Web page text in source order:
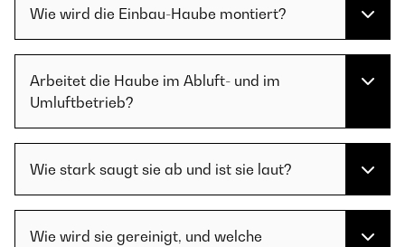
Wie wird die Einbau-Haube montiert?
Arbeitet die Haube im Abluft- und im
Umluftbetrieb?
Wie stark saugt sie ab und ist sie laut?
Wie wird sie gereinigt, und welche